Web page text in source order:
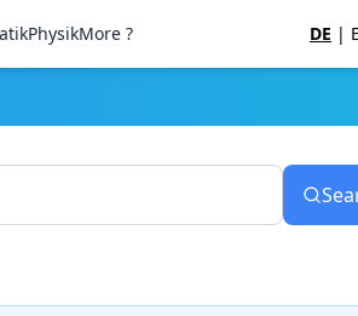
PhysikMore ? DE |